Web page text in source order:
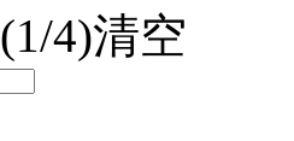
1/4)清空